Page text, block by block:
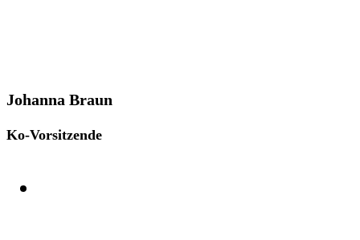
Johanna Braun
Ko-Vorsitzende